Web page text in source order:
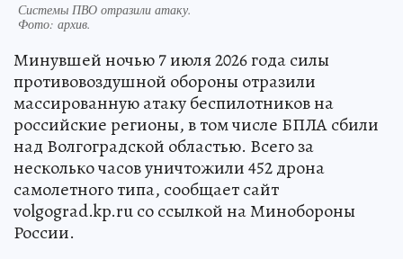
Системы ПВО отразили атаку.
Фото: архив.
Минувшей ночью 7 июля 2026 года силы
противовоздушной обороны отразили
массированную атаку беспилотников на
российские регионы, в том числе БПЛА сбили
над Волгоградской областью. Всего за
несколько часов уничтожили 452 дрона
самолетного типа, сообщает сайт
volgograd.kp.ru со ссылкой на Минобороны
России.